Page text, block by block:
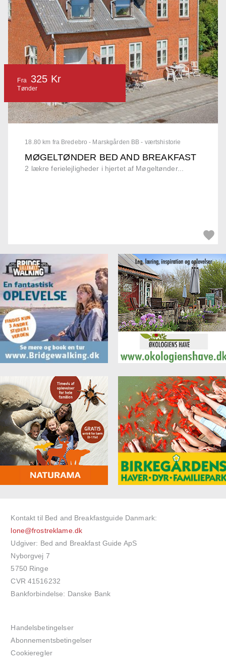
18.80 km fra Bredebro - Marskgården BB - værtshistorie
MØGELTØNDER BED AND BREAKFAST
2 lækre ferielejligheder i hjertet af Møgeltønder...
Fra 325 Kr
Tønder
Kontakt til Bed and Breakfastguide Danmark:
lone@frostreklame.dk
Udgiver: Bed and Breakfast Guide ApS
Nyborgvej 7
5750 Ringe
CVR 41516232
Bankforbindelse: Danske Bank
Handelsbetingelser
Abonnementsbetingelser
Cookieregler